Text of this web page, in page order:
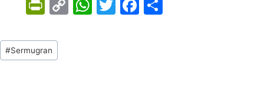
Pr
tF
ri
C
W T
F
Tags
de
#Sermugran